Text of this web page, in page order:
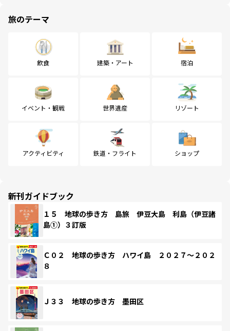
旅のテーマ
飲食 建築・アート 宿泊
イベント・観戦 世界遺産 リゾート
アクティビティ 鉄道・フライト ショップ
新刊ガイドブック
１５ 地球の歩き方 島旅 伊豆大島 利島（伊豆諸
島①）３訂版
Ｃ０２ 地球の歩き方 ハワイ島 ２０２７～２０２
８
Ｊ３３ 地球の歩き方 墨田区